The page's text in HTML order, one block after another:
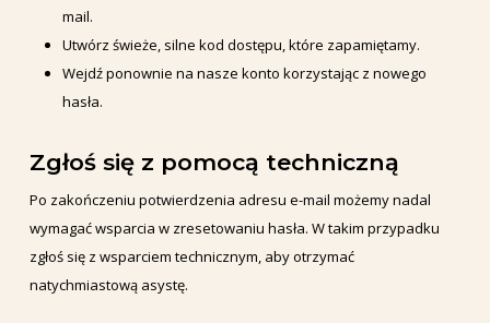
mail.
Utwórz świeże, silne kod dostępu, które zapamiętamy.
Wejdź ponownie na nasze konto korzystając z nowego
hasła.
Zgłoś się z pomocą techniczną
Po zakończeniu potwierdzenia adresu e-mail możemy nadal
wymagać wsparcia w zresetowaniu hasła. W takim przypadku
zgłoś się z wsparciem technicznym, aby otrzymać
natychmiastową asystę.